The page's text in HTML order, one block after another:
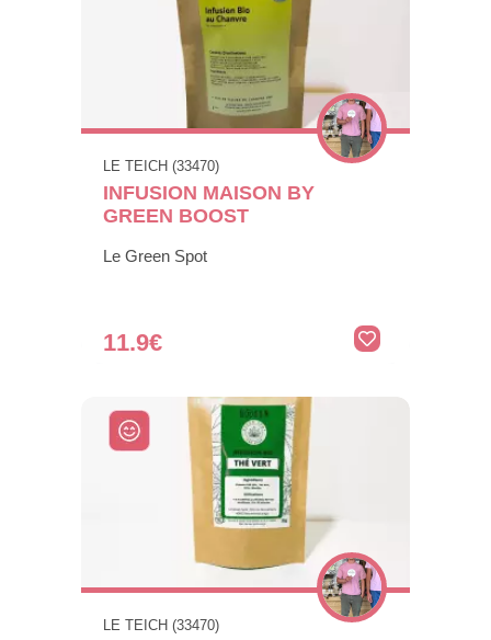
LE TEICH (33470)
INFUSION MAISON BY
GREEN BOOST
Le Green Spot
11.9€
LE TEICH (33470)